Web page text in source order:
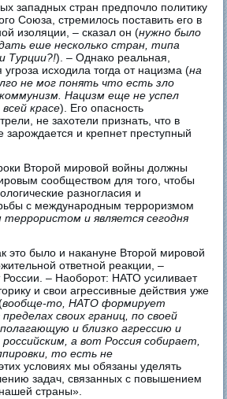
западных стран предпочло политику
Союза, стремилось поставить его в
изоляции, – сказал он (нужно было
еше несколько стран, типа
Турции?!). – Однако реальная,
исходила тогда от нацизма (на
не мог понять что есть зло
Нацизм еще не успел
красе). Его опасность
не захотели признать, что в
и крепнет преступный
Второй мировой войны должны
сообществом для того, чтобы
разногласия и
с международным терроризмом
и является сегодня
это было и накануне Второй мировой
ответной реакции, –
– Наоборот: НАТО усиливает
и свои агрессивные действия уже
вообще-то, НАТО формирует
своих границ, по своей
и близко агрессию и
а вот Россия собирает,
то есть не
условиях мы обязаны уделять
задач, связанных с повышением
страны».